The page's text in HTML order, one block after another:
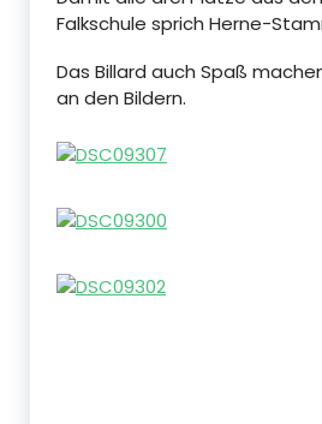
Falkschule sprich Herne-
Das Billard auch Spaß
an den Bildern.